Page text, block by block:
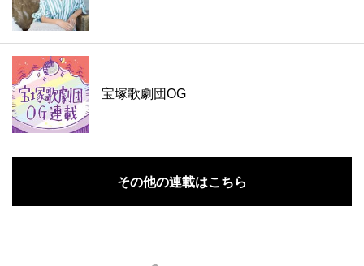
宝塚歌劇団OG
その他の連載はこちら